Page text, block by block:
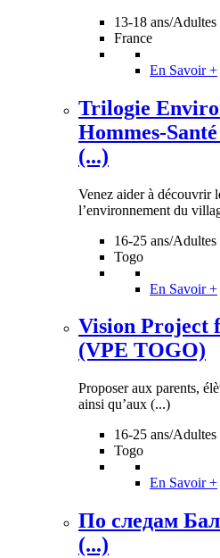
13-18 ans/Adultes
France
En Savoir +
Trilogie
Hommes-
(...)
Venez aider à découvrir
l’environnement du
16-25 ans/Adultes
Togo
En Savoir +
Vision Project
(VPE TOGO)
Proposer aux parents,
ainsi qu’aux (...)
16-25 ans/Adultes
Togo
En Savoir +
По следам
(...)